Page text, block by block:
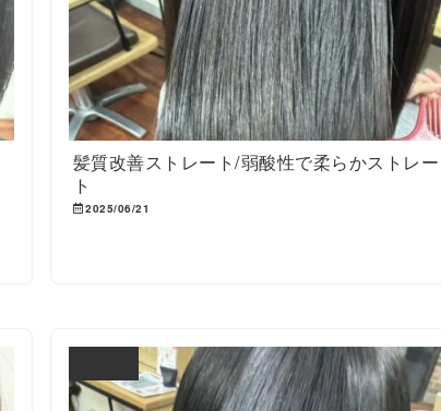
髪質改善ストレート/弱酸性で柔らかストレー
ト
2025/06/21